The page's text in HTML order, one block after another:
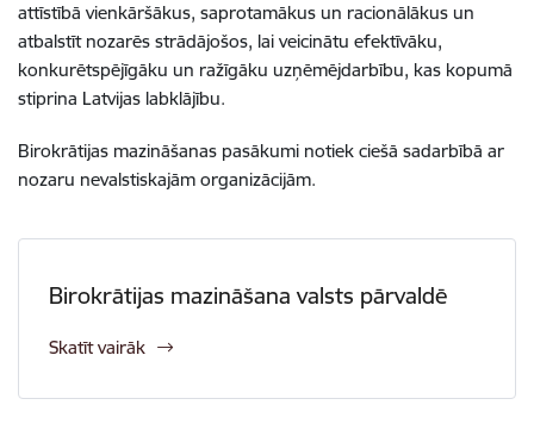
attīstībā vienkāršākus, saprotamākus un racionālākus un
atbalstīt nozarēs strādājošos, lai veicinātu efektīvāku,
konkurētspējīgāku un ražīgāku uzņēmējdarbību, kas kopumā
stiprina Latvijas labklājību.
Birokrātijas mazināšanas pasākumi notiek ciešā sadarbībā ar
nozaru nevalstiskajām organizācijām.
Birokrātijas mazināšana valsts pārvaldē
Skatīt vairāk